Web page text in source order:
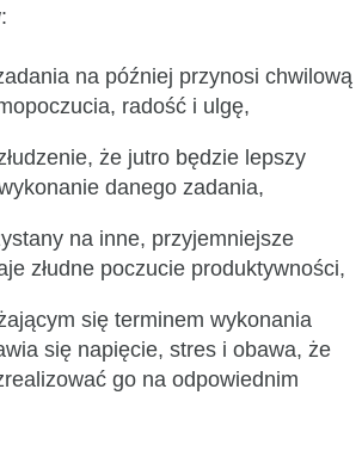
na później przynosi chwilową
radość i ulgę,
że jutro będzie lepszy
danego zadania,
na inne, przyjemniejsze
złudne poczucie produktywności,
się terminem wykonania
się napięcie, stres i obawa, że
go na odpowiednim